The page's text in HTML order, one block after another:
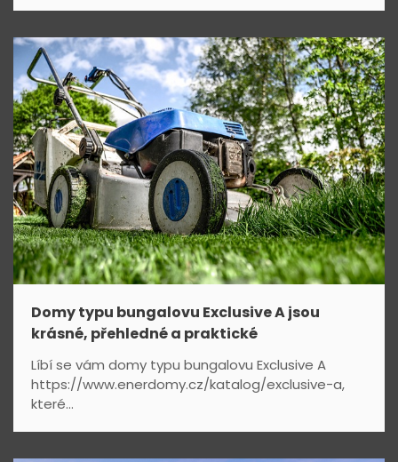
Domy typu bungalovu Exclusive A jsou
krásné, přehledné a praktické
Líbí se vám domy typu bungalovu Exclusive A
https://www.enerdomy.cz/katalog/exclusive-a,
které...